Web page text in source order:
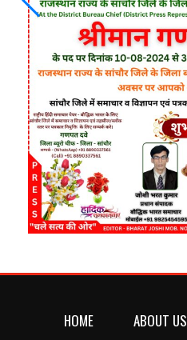
HOME ABOUT US